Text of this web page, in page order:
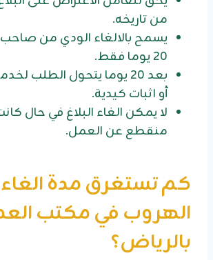
من تاريخه.
يسمح بالالغاء الودي من
20 يوما فقط.
بعد 20 يوما يتحول الطلب
أو اثبات كيدية.
لا يمكن الغاء البلاغ في حال
منقطع عن العمل.
كم تستغرق مدة الغاء
الهروب في مكتب
بالرياض؟